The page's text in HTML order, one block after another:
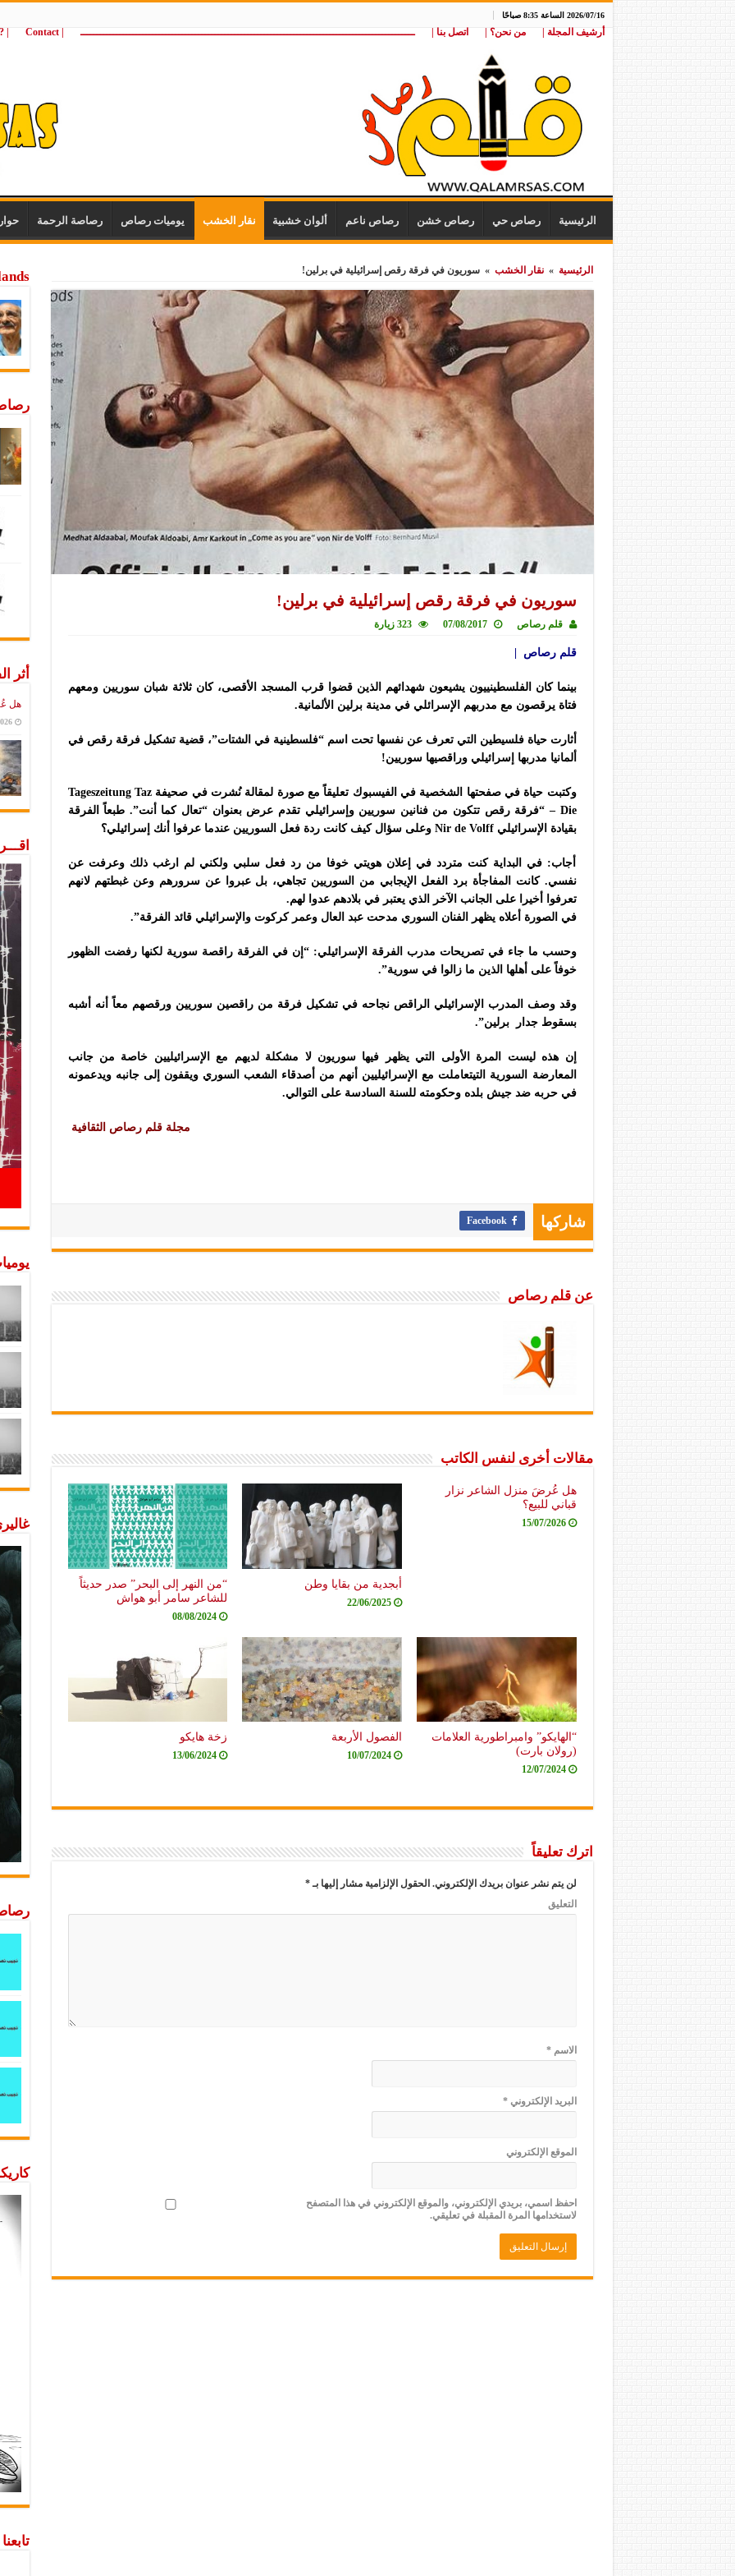
2026/07/16 الساعة 8:35 صباحًا
أرشيف المجلة | من نحن؟ | اتصل بنا | ــــــــــــــــــــــــــــــــــــــــــــــــــــــــــــــــــــــــــــــــــــــــــــــــــــــ | Contact
wij
الرئيسية رصاص حي رصاص خشن رصاص ناعم ألوان خشبية نقار الخشب يوميات رصاص رصاصة الرحمة
الرئيسية » نقار الخشب » سوريون في فرقة رقص إسرائيلية في برلين!
سوريون في فرقة رقص إسرائيلية في برلين!
قلم رصاص 07/08/2017 323 زيارة
قلم رصاص |
بينما كان الفلسطينييون يشيعون شهدائهم الذين قضوا قرب المسجد الأقصى، كان ثلاثة شبان سوريين ومعهم
فتاة يرقصون مع مدربهم الإسرائلي في مدينة برلين الألمانية.
أثارت حياة فلسيطين التي تعرف عن نفسها تحت اسم “فلسطينية في الشتات”، قضية تشكيل فرقة رقص في
ألمانيا مدربها إسرائيلي وراقصيها سوريين!
وكتبت حياة في صفحتها الشخصية في الفيسبوك تعليقاً مع صورة لمقالة نُشرت في صحيفة Tageszeitung Taz
– Die
“فرقة رقص تتكون من فنانين سوريين وإسرائيلي تقدم عرض بعنوان “تعال كما أنت”. طبعاً الفرقة
بقيادة الإسرائيلي Nir de Volff وعلى سؤال كيف كانت ردة فعل السوريين عندما عرفوا أنك إسرائيلي؟
أجاب: في البداية كنت متردد في إعلان هويتي خوفا من رد فعل سلبي ولكني لم ارغب ذلك وعرفت عن
نفسي. كانت المفاجأة برد الفعل الإيجابي من
السوريين تجاهي، بل عبروا عن سرورهم وعن غبطتهم لانهم
تعرفوا أخيرا على الجانب الآخر الذي يعتبر في بلادهم عدوا لهم.
في الصورة أعلاه يظهر الفنان السوري مدحت عبد العال وعمر كركوت والإسرائيلي قائد الفرقة”.
وحسب ما جاء في تصريحات مدرب الفرقة الإسرائيلي: “إن في الفرقة راقصة سورية لكنها رفضت الظهور
خوفاً على أهلها الذين ما زالوا في سورية”.
وقد وصف المدرب الإسرائيلي الراقص نجاحه في تشكيل فرقة من راقصين سوريين ورقصهم معاً أنه أشبه
بسقوط جدار برلين”.
إن هذه ليست المرة الأولى التي يظهر فيها سوريون لا مشكلة لديهم مع الإسرائيليين خاصة من جانب
المعارضة السورية التيتعاملت مع الإسرائيليين أنهم من أصدقاء الشعب السوري ويقفون إلى جانبه ويدعمونه
في حربه ضد جيش بلده وحكومته للسنة السادسة على التوالي.
مجلة قلم رصاص الثقافية
شاركها Facebook
عن قلم رصاص
مقالات أخرى لنفس الكاتب
هل عُرضَ منزل الشاعر نزار
قباني للبيع؟
15/07/2026
أبجدية من بقايا وطن
22/06/2025
“من النهر إلى البحر” صدر حديثاً
للشاعر سامر أبو هواش
08/08/2024
“الهايكو” وامبراطورية العلامات
(رولان بارت)
12/07/2024
الفصول الأربعة
10/07/2024
زخة هايكو
13/06/2024
اترك تعليقاً
لن يتم نشر عنوان بريدك الإلكتروني. الحقول الإلزامية مشار إليها بـ*
التعليق
الاسم*
البريد الإلكتروني*
الموقع الإلكتروني
احفظ اسمي، بريدي الإلكتروني، والموقع الإلكتروني في هذا المتصفح
لاستخدامها المرة المقبلة في تعليقي.
أثر
هل